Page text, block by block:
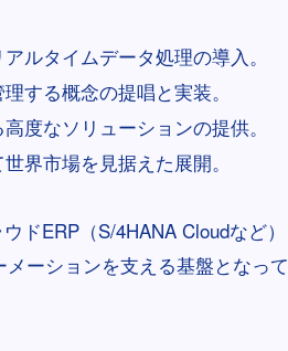
ルタイムデータ処理の導入。
する概念の提唱と実装。
度なソリューションの提供。
界市場を見据えた展開。
ドERP（S/4HANA Cloudなど）
ーションを支える基盤となって